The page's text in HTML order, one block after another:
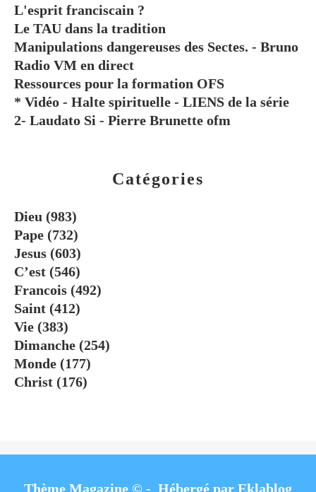
Catégories
Dieu (983)
Pape (732)
Jesus (603)
C’est (546)
Francois (492)
Saint (412)
Vie (383)
Dimanche (254)
Monde (177)
Christ (176)
L'esprit franciscain ?
Le TAU dans la tradition
Manipulations dangereuses des Sectes. - Bruno
Radio VM en direct
Ressources pour la formation OFS
* Vidéo - Halte spirituelle - LIENS de la série
2- Laudato Si - Pierre Brunette ofm
Thème Magazine © - Hébergé par Eklablog